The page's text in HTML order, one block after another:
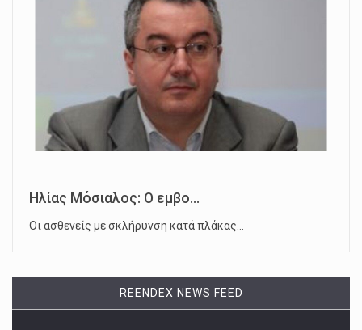
Ηλίας Μόσιαλος: Ο εμβο...
Οι ασθενείς με σκλήρυνση κατά πλάκας…
REENDEX NEWS FEED